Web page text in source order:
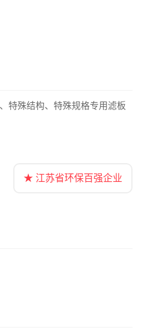
特殊结构、特殊规格专用滤板
★ 江苏省环保百强企业